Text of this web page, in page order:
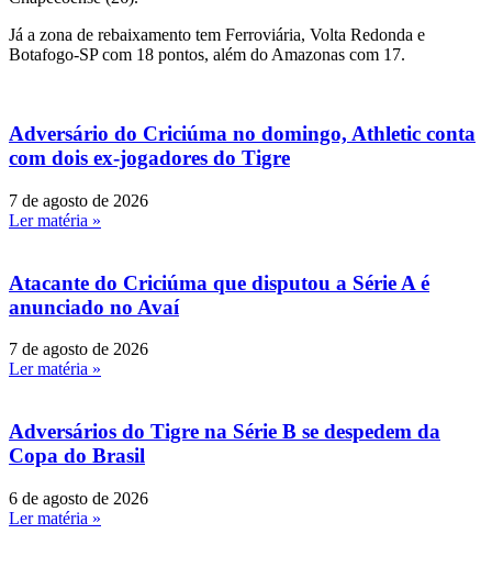
Já a zona de rebaixamento tem Ferroviária, Volta Redonda e
Botafogo-SP com 18 pontos, além do Amazonas com 17.
Adversário do Criciúma no domingo, Athletic conta
com dois ex-jogadores do Tigre
7 de agosto de 2026
Ler matéria »
Atacante do Criciúma que disputou a Série A é
anunciado no Avaí
7 de agosto de 2026
Ler matéria »
Adversários do Tigre na Série B se despedem da
Copa do Brasil
6 de agosto de 2026
Ler matéria »